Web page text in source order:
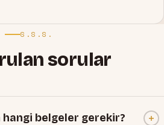
S.S.S.
sorular
belgeler gerekir?